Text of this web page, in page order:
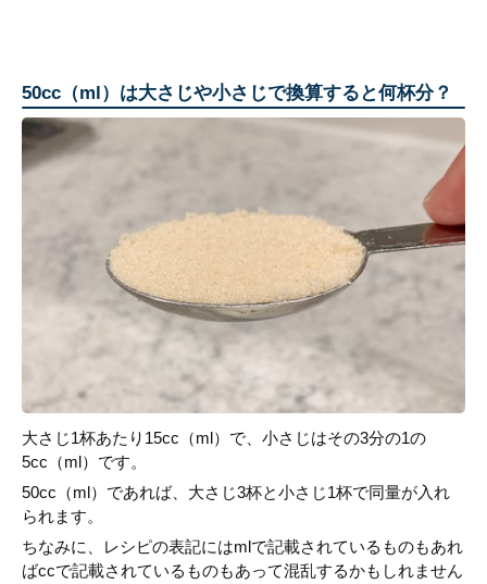
50cc（ml）は大さじや小さじで換算すると何杯分？
大さじ1杯あたり15cc（ml）で、小さじはその3分の1の
5cc（ml）です。
50cc（ml）であれば、大さじ3杯と小さじ1杯で同量が入れ
られます。
ちなみに、レシピの表記にはmlで記載されているものもあれ
ばccで記載されているものもあって混乱するかもしれません